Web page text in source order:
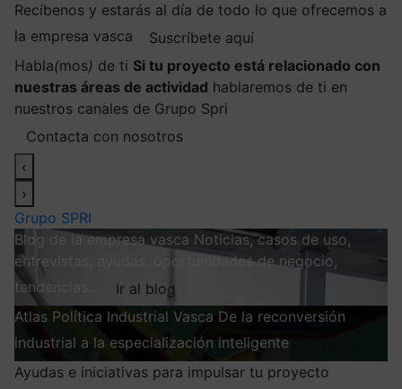
Recíbenos y estarás al día de todo lo que ofrecemos a
la empresa vasca
Suscríbete aquí
Habla(mos) de ti Si tu proyecto está relacionado con
nuestras áreas de actividad hablaremos de ti en
nuestros canales de Grupo Spri
Contacta con nosotros
‹
›
Grupo SPRI
Blog de la empresa vasca Noticias, casos de uso,
entrevistas, ayudas, oportunidades de negocio,
tendencias…
Ir al blog
Atlas Política Industrial Vasca De la reconversión
industrial a la especialización inteligente
Ayudas e iniciativas para impulsar tu proyecto